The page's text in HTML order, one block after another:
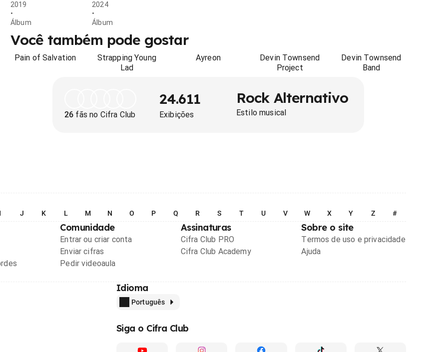
2019
•
Álbum
2024
•
Álbum
Você também pode gostar
Pain of Salvation
Strapping Young
Lad
Ayreon
Devin Townsend
Project
Devin Townsend
Band
26 fãs no Cifra Club
24.611
Exibições
Rock Alternativo
Estilo musical
I J K L M N O P Q R S T U V W X Y Z #
Comunidade
Entrar ou criar conta
Enviar cifras
Pedir videoaula
Assinaturas
Cifra Club PRO
Cifra Club Academy
Sobre o site
Termos de uso e privacidade
Ajuda
Idioma
Português
Siga o Cifra Club